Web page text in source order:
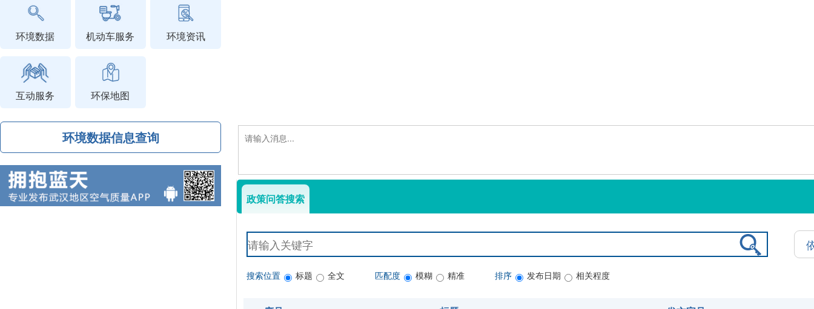
环境数据 机动车服务 环境资讯
互动服务 环保地图
环境数据信息查询
政策问答搜索
搜索位置 标题 全文 匹配度 模糊 精准 排序 发布日期 相关程度